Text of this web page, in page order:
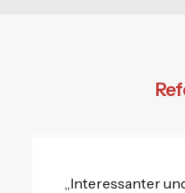
„Interessanter